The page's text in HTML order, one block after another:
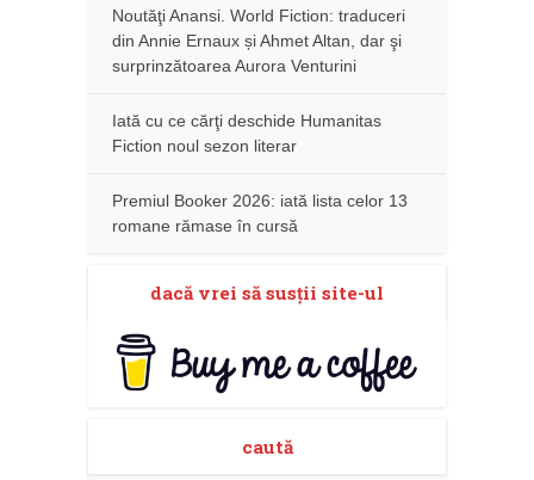
Noutăţi Anansi. World Fiction: traduceri
din Annie Ernaux și Ahmet Altan, dar şi
surprinzătoarea Aurora Venturini
Iată cu ce cărţi deschide Humanitas
Fiction noul sezon literar
Premiul Booker 2026: iată lista celor 13
romane rămase în cursă
dacă vrei să susţii site-ul
caută